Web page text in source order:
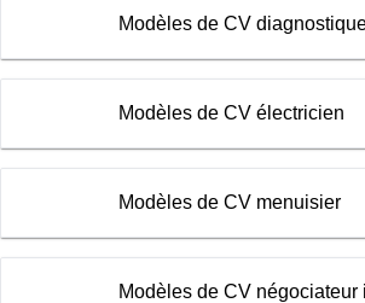
Modèles de CV
Modèles de CV électricien
Modèles de CV menuisier
Modèles de CV négociateur